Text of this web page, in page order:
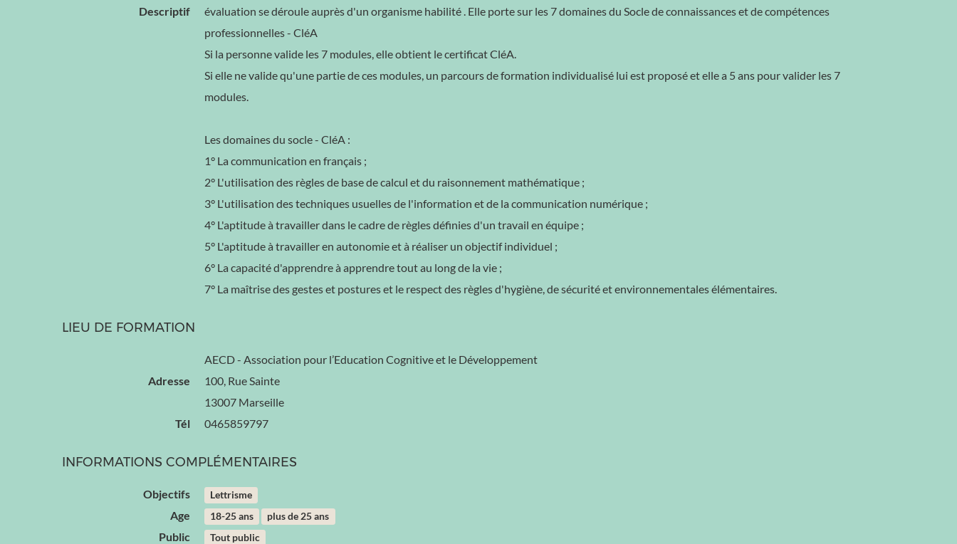
Descriptif
évaluation se déroule auprès d'un organisme habilité . Elle porte sur les 7 domaines du Socle de connaissances et de compétences
professionnelles - CléA
Si la personne valide les 7 modules, elle obtient le certificat CléA.
Si elle ne valide qu'une partie de ces modules, un parcours de formation individualisé lui est proposé et elle a 5 ans pour valider les 7
modules.
Les domaines du socle - CléA :
1° La communication en français ;
2° L'utilisation des règles de base de calcul et du raisonnement mathématique ;
3° L'utilisation des techniques usuelles de l'information et de la communication numérique ;
4° L'aptitude à travailler dans le cadre de règles définies d'un travail en équipe ;
5° L'aptitude à travailler en autonomie et à réaliser un objectif individuel ;
6° La capacité d'apprendre à apprendre tout au long de la vie ;
7° La maîtrise des gestes et postures et le respect des règles d'hygiène, de sécurité et environnementales élémentaires.
LIEU DE FORMATION
AECD - Association pour l’Education Cognitive et le Développement
Adresse
100, Rue Sainte
13007 Marseille
Tél
0465859797
INFORMATIONS COMPLÉMENTAIRES
Objectifs Lettrisme
Age 18-25 ans plus de 25 ans
Public Tout public